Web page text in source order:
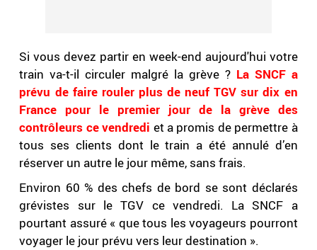
Si vous devez partir en week-end aujourd'hui votre
train va-t-il circuler malgré la grève ? La SNCF a
prévu de faire rouler plus de neuf TGV sur dix en
France pour le premier jour de la grève des
contrôleurs ce vendredi et a promis de permettre à
tous ses clients dont le train a été annulé d’en
réserver un autre le jour même, sans frais.
Environ 60 % des chefs de bord se sont déclarés
grévistes sur le TGV ce vendredi. La SNCF a
pourtant assuré « que tous les voyageurs pourront
voyager le jour prévu vers leur destination ».